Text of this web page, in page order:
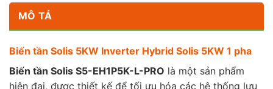
MÔ TẢ
Biến tần Solis 5KW Inverter Hybrid Solis 5KW 1 pha
Biến tần Solis S5-EH1P5K-L-PRO là một sản phẩm
hiện đại, được thiết kế để tối ưu hóa các hệ thống lưu